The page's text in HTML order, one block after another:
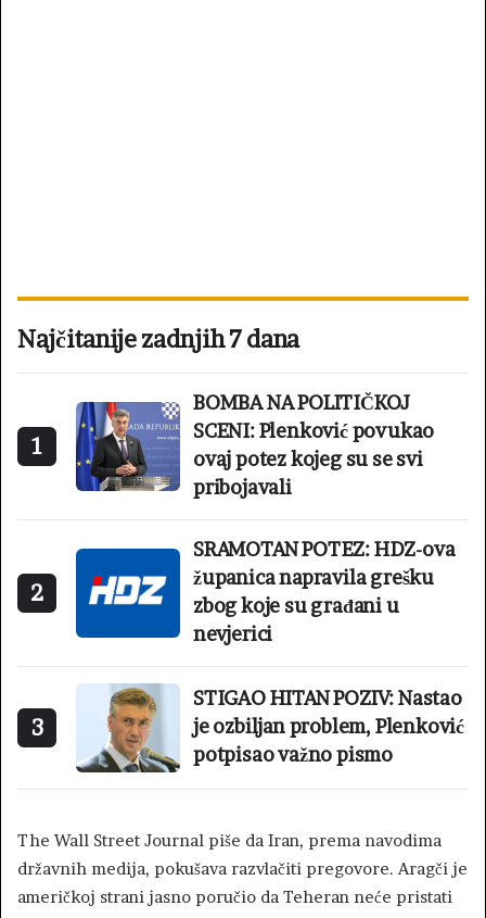
Najčitanije zadnjih 7 dana
1
BOMBA NA POLITIČKOJ
SCENI: Plenković povukao
ovaj potez kojeg su se svi
pribojavali
2
SRAMOTAN POTEZ: HDZ-ova
županica napravila grešku
zbog koje su građani u
nevjerici
3
STIGAO HITAN POZIV: Nastao
je ozbiljan problem, Plenković
potpisao važno pismo
The Wall Street Journal piše da Iran, prema navodima
državnih medija, pokušava razvlačiti pregovore. Aragči je
američkoj strani jasno poručio da Teheran neće pristati